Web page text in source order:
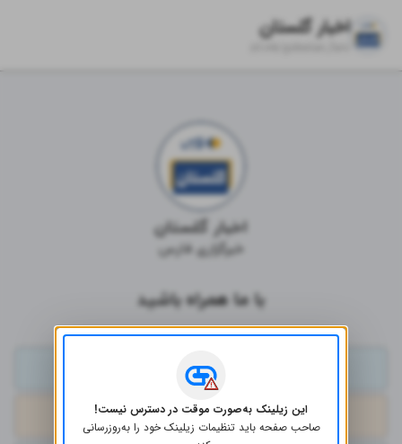
اخبار گلستان
اخبار گلستان
خبرگزاری فارس
با ما همراه باشید
تلگرام
ایتا
این زیلینک به‌صورت موقت در دسترس نیست!
صاحب صفحه باید تنظیمات زیلینک خود را به‌روز‌رسانی